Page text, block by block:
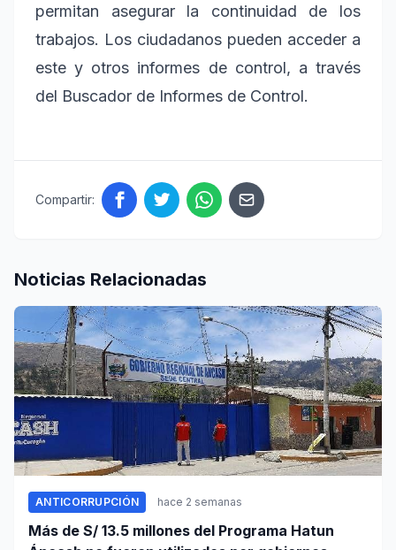
permitan asegurar la continuidad de los
trabajos. Los ciudadanos pueden acceder a
este y otros informes de control, a través
del Buscador de Informes de Control.
Compartir:
Noticias Relacionadas
ANTICORRUPCIÓN hace 2 semanas
Más de S/ 13.5 millones del Programa Hatun